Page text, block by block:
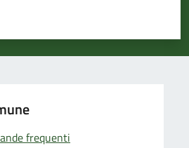
stelle su 5
su 5
5
frequenti